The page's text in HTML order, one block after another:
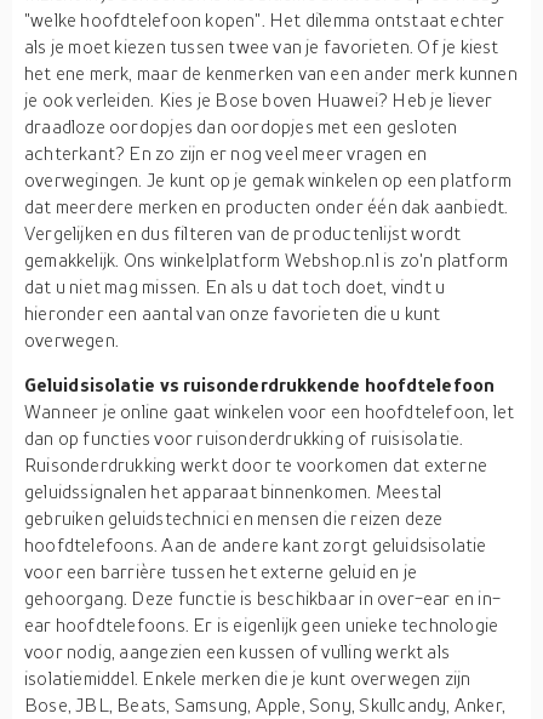
"welke hoofdtelefoon kopen". Het dilemma ontstaat echter
als je moet kiezen tussen twee van je favorieten. Of je kiest
het ene merk, maar de kenmerken van een ander merk kunnen
je ook verleiden. Kies je Bose boven Huawei? Heb je liever
draadloze oordopjes dan oordopjes met een gesloten
achterkant? En zo zijn er nog veel meer vragen en
overwegingen. Je kunt op je gemak winkelen op een platform
dat meerdere merken en producten onder één dak aanbiedt.
Vergelijken en dus filteren van de productenlijst wordt
gemakkelijk. Ons winkelplatform Webshop.nl is zo'n platform
dat u niet mag missen. En als u dat toch doet, vindt u
hieronder een aantal van onze favorieten die u kunt
overwegen.
Geluidsisolatie vs ruisonderdrukkende hoofdtelefoon
Wanneer je online gaat winkelen voor een hoofdtelefoon, let
dan op functies voor ruisonderdrukking of ruisisolatie.
Ruisonderdrukking werkt door te voorkomen dat externe
geluidssignalen het apparaat binnenkomen. Meestal
gebruiken geluidstechnici en mensen die reizen deze
hoofdtelefoons. Aan de andere kant zorgt geluidsisolatie
voor een barrière tussen het externe geluid en je
gehoorgang. Deze functie is beschikbaar in over-ear en in-
ear hoofdtelefoons. Er is eigenlijk geen unieke technologie
voor nodig, aangezien een kussen of vulling werkt als
isolatiemiddel. Enkele merken die je kunt overwegen zijn
Bose, JBL, Beats, Samsung, Apple, Sony, Skullcandy, Anker,